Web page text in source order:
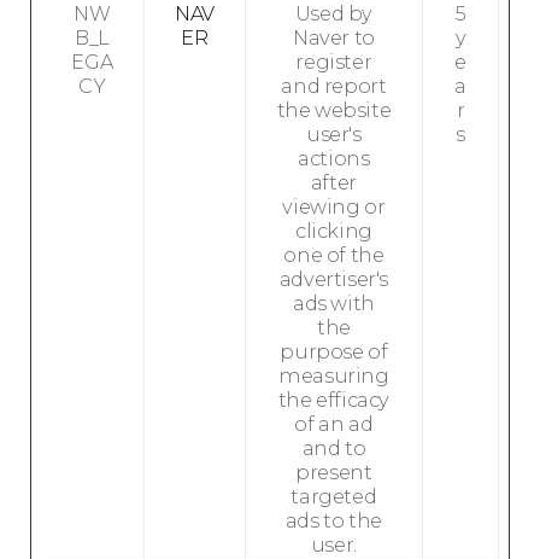
NW
B_L
EGA
CY
NAV
ER
Used by
Naver to
register
and report
the website
user's
actions
after
viewing or
clicking
one of the
advertiser's
ads with
the
purpose of
measuring
the efficacy
of an ad
and to
present
targeted
ads to the
user.
5
y
e
a
r
s